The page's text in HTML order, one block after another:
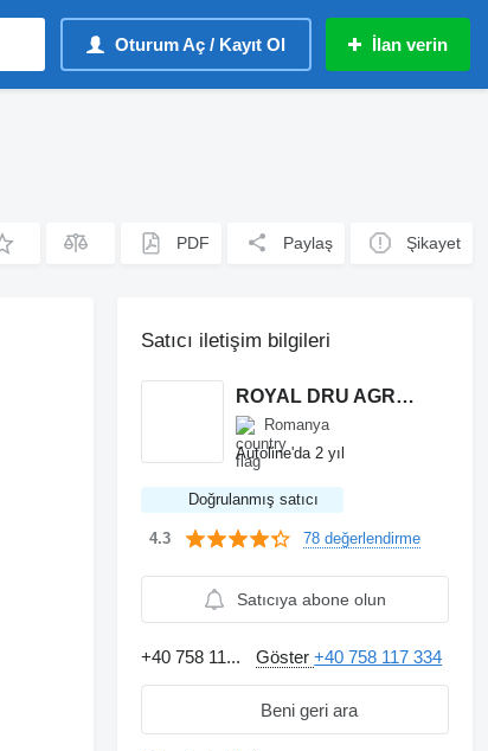
Oturum Aç / Kayıt Ol İlan verin
PDF Paylaş Şikayet
Satıcı iletişim bilgileri
ROYAL DRU AGRO S.R.L.
Romanya
Autoline'da 2 yıl
Doğrulanmış satıcı
4.3 78 değerlendirme
Satıcıya abone olun
+40 758 11... Göster+40 758 117 334
Beni geri ara